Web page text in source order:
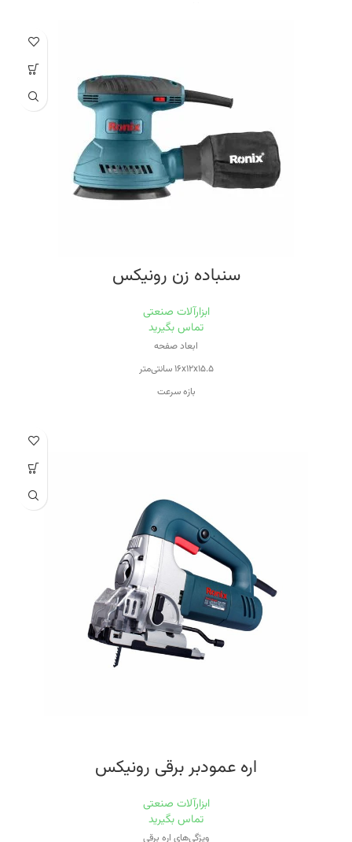
سنباده زن رونیکس
ابزارآلات صنعتی
تماس بگیرید
ابعاد صفحه
۱۶x۱۲x۱۵.۵ سانتی‌متر
بازه سرعت
۱۲۰۰
اقلام همراه
یک جفت ذغال اضافه,یک کیسه جمع آوری گرد و غبار و یک کاغذ سمباده
اره عمودبر برقی رونیکس
ابزارآلات صنعتی
تماس بگیرید
ویژگی‌های اره برقی